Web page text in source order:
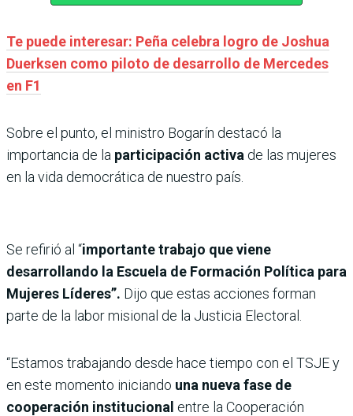
Te puede interesar: Peña celebra logro de Joshua
Duerksen como piloto de desarrollo de Mercedes
en F1
Sobre el punto, el ministro Bogarín destacó la
importancia de la participación activa de las mujeres
en la vida democrática de nuestro país.
Se refirió al “importante trabajo que viene
desarrollando la Escuela de Formación Política para
Mujeres Líderes”. Dijo que estas acciones forman
parte de la labor misional de la Justicia Electoral.
“Estamos trabajando desde hace tiempo con el TSJE y
en este momento iniciando una nueva fase de
cooperación institucional entre la Cooperación